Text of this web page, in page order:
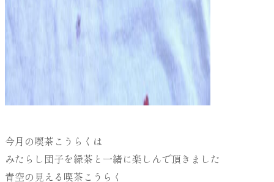
今月の喫茶こうらくは
みたらし団子を緑茶と一緒に楽しんで頂きました
青空の見える喫茶こうらく